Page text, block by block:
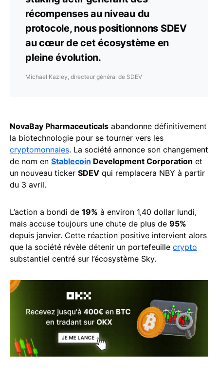
récompenses au niveau du
protocole, nous positionnons SDEV
au cœur de cet écosystème en
pleine évolution.
Michael Kazley, directeur général de SDEV
NovaBay Pharmaceuticals abandonne définitivement
la biotechnologie pour se tourner vers les
cryptomonnaies. La société annonce son changement
de nom en Stablecoin Development Corporation et
un nouveau ticker SDEV qui remplacera NBY à partir
du 3 avril.
L’action a bondi de 19% à environ 1,40 dollar lundi,
mais accuse toujours une chute de plus de 95%
depuis janvier. Cette réaction positive intervient alors
que la société révèle détenir un portefeuille crypto
substantiel centré sur l’écosystème Sky.